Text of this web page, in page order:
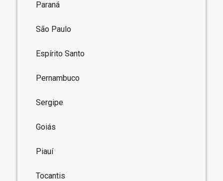
Paraná
São Paulo
Espírito Santo
Pernambuco
Sergipe
Goiás
Piauí
Tocantis